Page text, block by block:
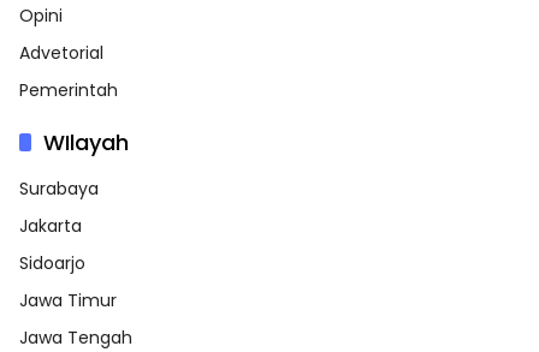
Opini
Advetorial
Pemerintah
WIlayah
Surabaya
Jakarta
Sidoarjo
Jawa Timur
Jawa Tengah